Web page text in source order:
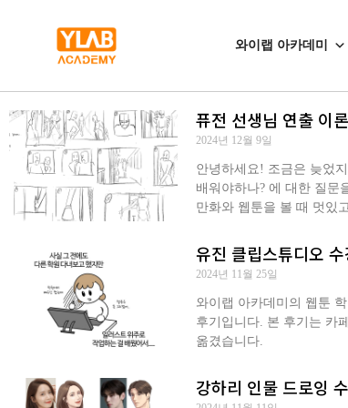
와이랩 아카데미
퓨전 선생님 연출 이
2024년 12월 9일
안녕하세요! 조금은 늦었
배워야하나? 에 대한 질문
만화와 웹툰을 볼 때 멋있
유진 클립스튜디오
2024년 11월 25일
와이랩 아카데미의 웹툰
후기입니다. 본 후기는 카
옮겼습니다.
강하리 인물 드로잉